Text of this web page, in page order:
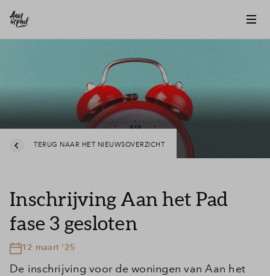
TERUG NAAR HET NIEUWSOVERZICHT
Inschrijving Aan het Pad
fase 3 gesloten
12 maart '25
De inschrijving voor de woningen van Aan het